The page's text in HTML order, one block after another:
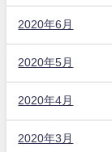
2020年6月
2020年5月
2020年4月
2020年3月